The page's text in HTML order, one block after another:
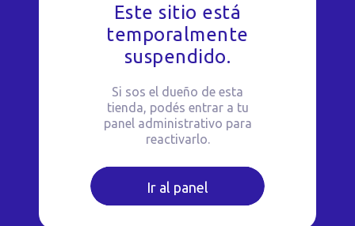
Este sitio está
temporalmente
suspendido.
Si sos el dueño de esta
tienda, podés entrar a tu
panel administrativo para
reactivarlo.
Ir al panel